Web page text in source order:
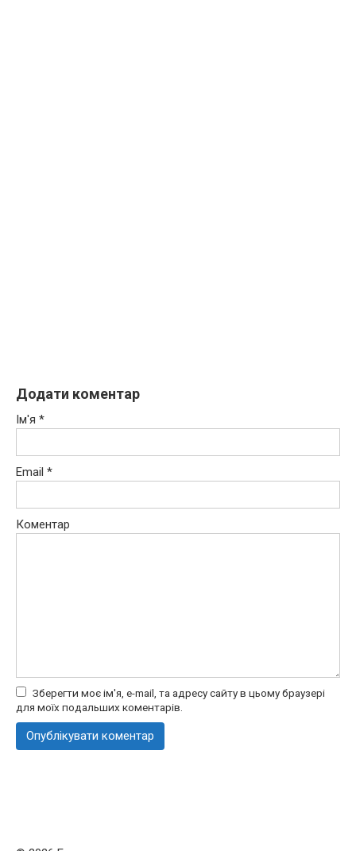
Додати коментар
Ім'я *
Email *
Коментар
Зберегти моє ім'я, e-mail, та адресу сайту в цьому браузері
для моїх подальших коментарів.